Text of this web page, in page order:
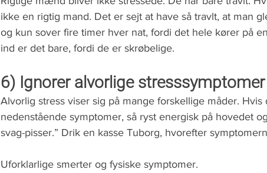
ikke en rigtig mand. Det er sejt at have så travlt, at man
og kun sover fire timer hver nat, fordi det hele kører på
ind er det bare, fordi de er skrøbelige.
6) Ignorer alvorlige stresssymptomer
Alvorlig stress viser sig på mange forskellige måder.
nedenstående symptomer, så ryst energisk på hovedet
svag-pisser.” Drik en kasse Tuborg, hvorefter
Uforklarlige smerter og fysiske symptomer.